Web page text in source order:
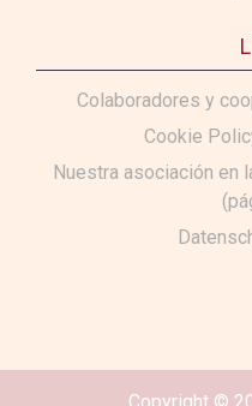
Colaboradores y
Cookie
Nuestra asociación en